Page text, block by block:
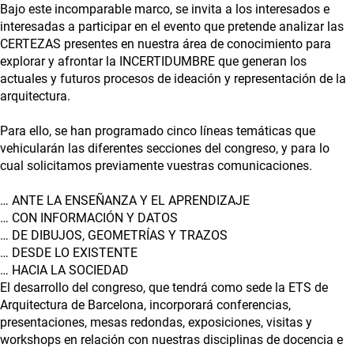
Bajo este incomparable marco, se invita a los interesados e
interesadas a participar en el evento que pretende analizar las
CERTEZAS presentes en nuestra área de conocimiento para
explorar y afrontar la INCERTIDUMBRE que generan los
actuales y futuros procesos de ideación y representación de la
arquitectura.
Para ello, se han programado cinco líneas temáticas que
vehicularán las diferentes secciones del congreso, y para lo
cual solicitamos previamente vuestras comunicaciones.
… ANTE LA ENSEÑANZA Y EL APRENDIZAJE
… CON INFORMACIÓN Y DATOS
… DE DIBUJOS, GEOMETRÍAS Y TRAZOS
… DESDE LO EXISTENTE
… HACIA LA SOCIEDAD
El desarrollo del congreso, que tendrá como sede la ETS de
Arquitectura de Barcelona, incorporará conferencias,
presentaciones, mesas redondas, exposiciones, visitas y
workshops en relación con nuestras disciplinas de docencia e